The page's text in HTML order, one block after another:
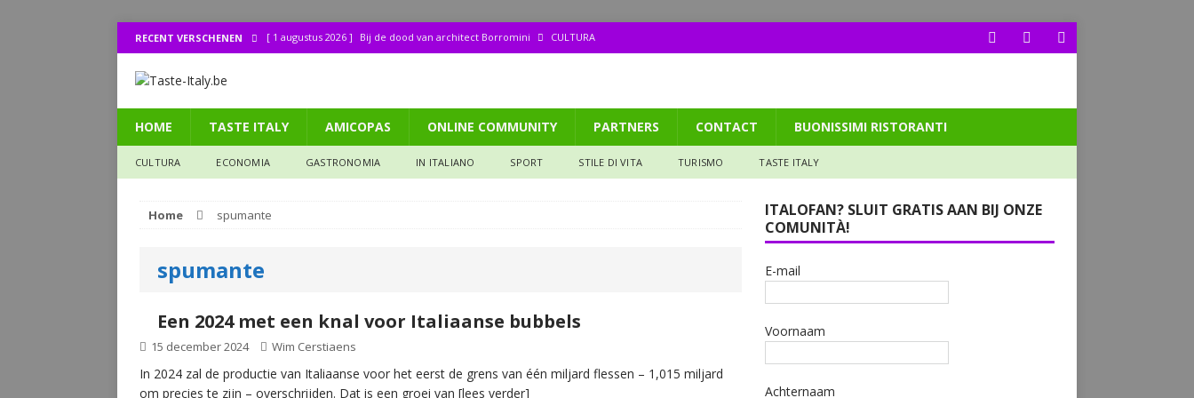
RECENT VERSCHENEN [ 1 augustus 2026 ] Bij de dood van architect Borromini CULTURA
[ 30 juli 2026 ] Lombo (11): de ruïne die mijn hart veroverde IN DE SPOTS
[ 27 juli 2026 ] Legendes uit het Valtellina (106): De Donna selvatica en de Steen van vruchtbaarheid
HOME TASTE ITALY AMICOPAS ONLINE COMMUNITY PARTNERS CONTACT BUONISSIMI RISTORANTI
CULTURA ECONOMIA GASTRONOMIA IN ITALIANO SPORT STILE DI VITA TURISMO TASTE ITALY
Home spumante
spumante
Een 2024 met een knal voor Italiaanse bubbels
15 december 2024 Wim Cerstiaens
In 2024 zal de productie van Italiaanse voor het eerst de grens van één miljard flessen – 1,015 miljard
om precies te zijn – overschrijden. Dat is een groei van [lees verder]
ITALOFAN? SLUIT GRATIS AAN BIJ ONZE
COMUNITÀ!
E-mail
Voornaam
Achternaam